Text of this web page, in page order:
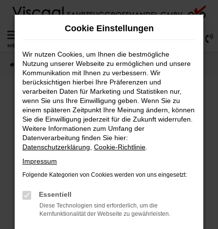
Zum
springen
MENÜ
Startseite Lagerfahrzeuge Fahrzeugsuche
Fehler: Network Error
Beim Laden ist ein Fehler aufgetreten.
Hier sind ein paar Tipps, die dir helfen können:
Überprüfe deine Firewall und deine
Laden andere Webseiten, zum Beispiel deine
Suchmaschine?
Prüfe deine Browsererweiterungen.
Manche Erweiterungen, wie Werbeblocker,
Cookie Einstellungen
Wir nutzen Cookies, um Ihnen die bestmögliche
Nutzung unserer Webseite zu ermöglichen und unsere
Kommunikation mit Ihnen zu verbessern. Wir
berücksichtigen hierbei Ihre Präferenzen und
verarbeiten Daten für Marketing und Statistiken nur,
wenn Sie uns Ihre Einwilligung geben. Wenn Sie zu
einem späteren Zeitpunkt Ihre Meinung ändern, können
Sie die Einwilligung jederzeit für die Zukunft widerrufen.
Weitere Informationen zum Umfang der
Datenverarbeitung finden Sie hier:
Datenschutzerklärung Cookie-Richtlinie
Impressum
Folgende Kategorien von Cookies werden von uns eingesetzt:
Essentiell
Diese Technologien sind erforderlich, um die
Kernfunktionalität der Webseite zu gewährleisten.